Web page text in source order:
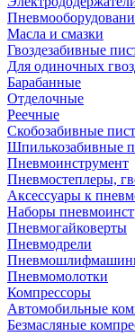
Масла и смазки
Гвоздезабивные
Для одиночных
Барабанные
Отделочные
Реечные
Скобозабивные
Шпилькозабивные
Пневмоинструмент
Пневмостеплеры,
Аксессуары к
Наборы
Пневмогайковерты
Пневмодрели
Пневмомолотки
Компрессоры
Автомобильные
Безмасляные